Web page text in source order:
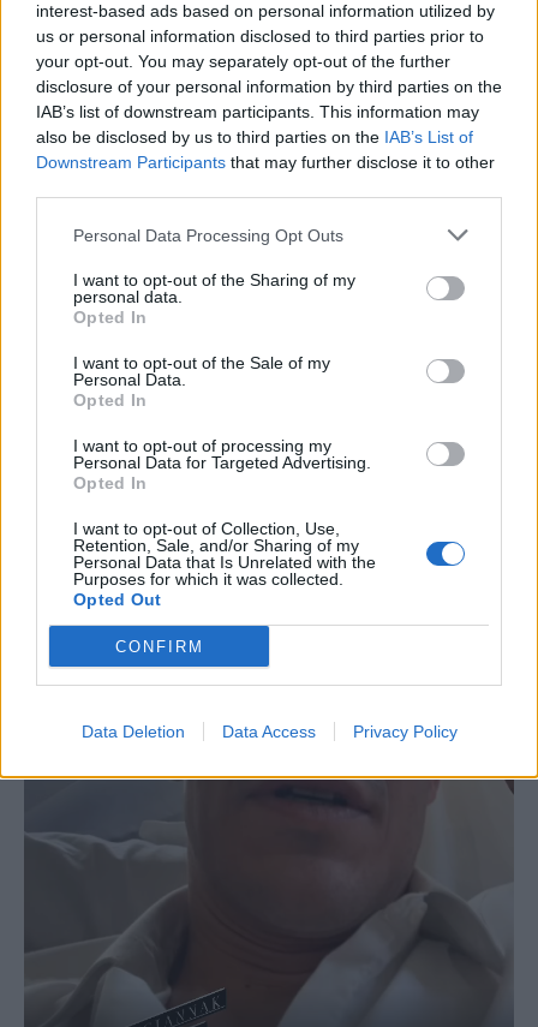
interest-based ads based on personal information utilized by
us or personal information disclosed to third parties prior to
your opt-out. You may separately opt-out of the further
disclosure of your personal information by third parties on the
IAB’s list of downstream participants. This information may
also be disclosed by us to third parties on the IAB’s List of
Downstream Participants that may further disclose it to other
Personal Data Processing Opt Outs
I want to opt-out of the Sharing of my
personal data.
Opted In
I want to opt-out of the Sale of my
Personal Data.
Opted In
I want to opt-out of processing my
Personal Data for Targeted Advertising.
Opted In
I want to opt-out of Collection, Use,
Retention, Sale, and/or Sharing of my
Personal Data that Is Unrelated with the
Purposes for which it was collected.
Opted Out
CONFIRM
Data Deletion Data Access Privacy Policy
Σταύρος Σβήγκος σε ένα σύντομο
βίντεο από τα γυρίσματα που
δημοσίευσε ο ίδιος στον δικό του
λογαριασμό στο Instagram.